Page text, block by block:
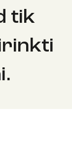
tik